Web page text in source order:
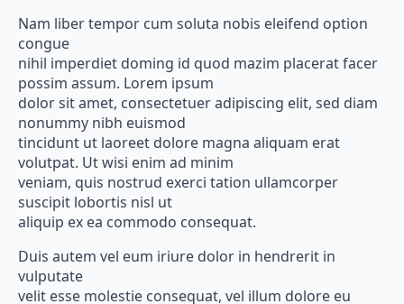
Nam liber tempor cum soluta nobis eleifend option
congue
nihil imperdiet doming id quod mazim placerat facer
possim assum. Lorem ipsum
dolor sit amet, consectetuer adipiscing elit, sed diam
nonummy nibh euismod
tincidunt ut laoreet dolore magna aliquam erat
volutpat. Ut wisi enim ad minim
veniam, quis nostrud exerci tation ullamcorper
suscipit lobortis nisl ut
aliquip ex ea commodo consequat.
Duis autem vel eum iriure dolor in hendrerit in
vulputate
velit esse molestie consequat, vel illum dolore eu